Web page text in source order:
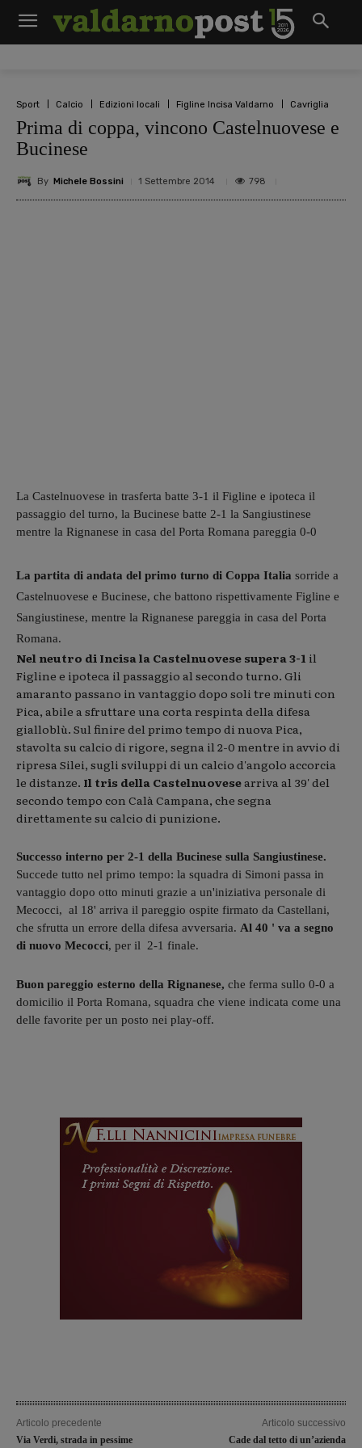
Sport Calcio Edizioni locali Figline Incisa Valdarno Cavriglia
Prima di coppa, vincono Castelnuovese e
Bucinese
By Michele Bossini 1 Settembre 2014 798
La Castelnuovese in trasferta batte 3-1 il Figline e ipoteca il
passaggio del turno, la Bucinese batte 2-1 la Sangiustinese
mentre la Rignanese in casa del Porta Romana pareggia 0-0
La partita di andata del primo turno di Coppa Italia sorride a
Castelnuovese e Bucinese, che battono rispettivamente Figline e
Sangiustinese, mentre la Rignanese pareggia in casa del Porta
Romana.
Nel neutro di Incisa la Castelnuovese supera 3-1 il
Figline e ipoteca il passaggio al secondo turno. Gli
amaranto passano in vantaggio dopo soli tre minuti con
Pica, abile a sfruttare una corta respinta della difesa
gialloblù. Sul finire del primo tempo di nuova Pica,
stavolta su calcio di rigore, segna il 2-0 mentre in avvio di
ripresa Silei, sugli sviluppi di un calcio d'angolo accorcia
le distanze. Il tris della Castelnuovesearriva al 39' del
secondo tempo con Calà Campana, che segna
direttamente su calcio di punizione.
Successo interno per 2-1 della Bucinese sulla Sangiustinese.
Succede tutto nel primo tempo: la squadra di Simoni passa in
vantaggio dopo otto minuti grazie a un'iniziativa personale di
Mecocci, al 18' arriva il pareggio ospite firmato da Castellani,
che sfrutta un errore della difesa avversaria. Al 40 ' va a segno
di nuovo Mecocci, per il 2-1 finale.
Buon pareggio esterno della Rignanese, che ferma sullo 0-0 a
domicilio il Porta Romana, squadra che viene indicata come una
delle favorite per un posto nei play-off.
Articolo precedente
Via Verdi, strada in pessime
Articolo successivo
Cade dal tetto di un’azienda